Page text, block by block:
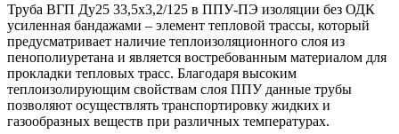
Труба ВГП Ду25 33,5х3,2/125 в ППУ-ПЭ изоляции без ОДК
усиленная бандажами – элемент тепловой трассы, который
предусматривает наличие теплоизоляционного слоя из
пенополиуретана и является востребованным материалом для
прокладки тепловых трасс. Благодаря высоким
теплоизолирующим свойствам слоя ППУ данные трубы
позволяют осуществлять транспортировку жидких и
газообразных веществ при различных температурах.